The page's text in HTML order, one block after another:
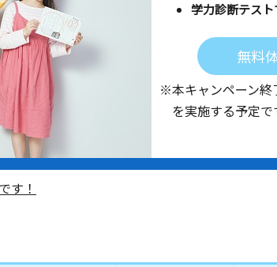
学力診断テスト
無料
※本キャンペーン終
を実施する予定で
す！